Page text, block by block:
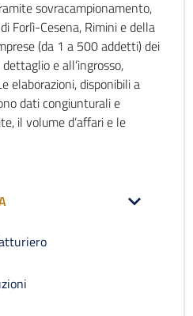
sovracampionamento,
Forlì-Cesena, Rimini e della
(da 1 a 500 addetti) dei
e all’ingrosso,
elaborazioni, disponibili a
dati congiunturali e
il volume d’affari e le